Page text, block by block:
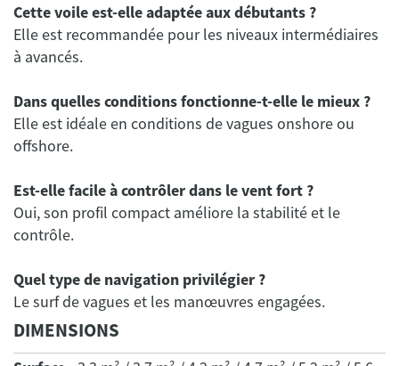
Cette voile est-elle adaptée aux débutants ?
Elle est recommandée pour les niveaux intermédiaires
à avancés.
Dans quelles conditions fonctionne-t-elle le mieux ?
Elle est idéale en conditions de vagues onshore ou
offshore.
Est-elle facile à contrôler dans le vent fort ?
Oui, son profil compact améliore la stabilité et le
contrôle.
Quel type de navigation privilégier ?
DIMENSIONS